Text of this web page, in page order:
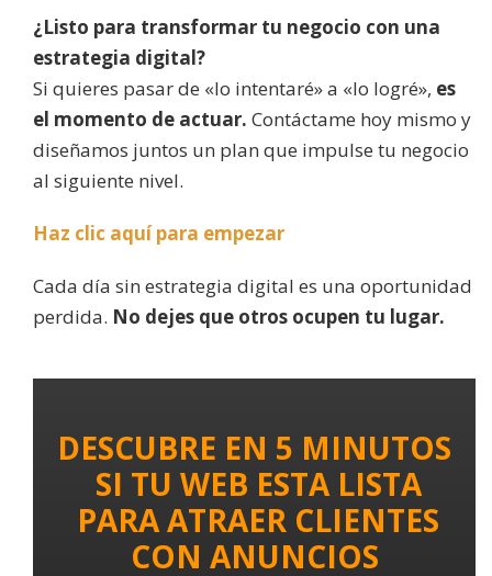
¿Listo para transformar tu negocio con una
estrategia digital?
Si quieres pasar de «lo intentaré» a «lo logré», es
el momento de actuar. Contáctame hoy mismo y
diseñamos juntos un plan que impulse tu negocio
al siguiente nivel.
Haz clic aquí para empezar
Cada día sin estrategia digital es una oportunidad
perdida. No dejes que otros ocupen tu lugar.
DESCUBRE EN 5 MINUTOS
SI TU WEB ESTA LISTA
PARA ATRAER CLIENTES
CON ANUNCIOS